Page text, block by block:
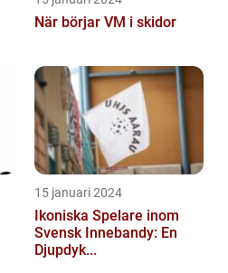
När börjar VM i skidor
15 januari 2024
Ikoniska Spelare inom
Svensk Innebandy: En
Djupdyk...